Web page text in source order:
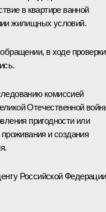
в квартире ванной
жилищных условий.
в ходе проверки
комиссией
Отечественной
пригодности или
и создания
Российской Федерации